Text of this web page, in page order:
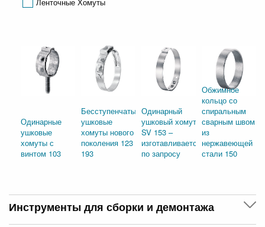
Одинарные
ушковые
хомуты с
винтом 103
Бесступенчатые
ушковые
хомуты нового
поколения 123 и
193
Одинарный
ушковый хомут
SV 153 –
изготавливается
по запросу
Обжимное
кольцо со
спиральным
сварным швом
из
нержавеющей
стали 150
Инструменты для сборки и демонтажа